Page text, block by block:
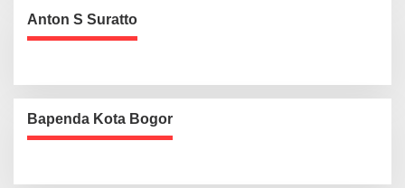
Anton S Suratto
Bapenda Kota Bogor